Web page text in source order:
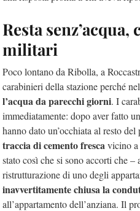
Resta senz’acqua,
militari
Poco lontano da Ribolla, a
carabinieri della stazione perché
l’acqua da parecchi giorni. I
immediatamente: dopo aver fatto
hanno dato un’occhiata al resto del
traccia di cemento frescavicino
stato così che si sono accorti che –
ristrutturazione di uno degli
inavvertitamente chiusa la
all’appartamento dell’anziana. Il